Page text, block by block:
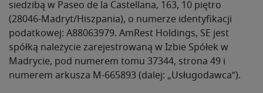
siedzibą w Paseo de la Castellana, 163, 10 piętro
(28046-Madryt/Hiszpania), o numerze identyfikacji
podatkowej: A88063979. AmRest Holdings, SE jest
spółką należycie zarejestrowaną w Izbie Spółek w
Madrycie, pod numerem tomu 37344, strona 49 i
numerem arkusza M-665893 (dalej: „Usługodawca”).